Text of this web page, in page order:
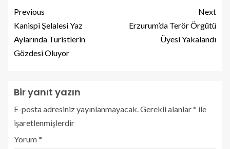
Previous
Kanispi Şelalesi Yaz
Aylarında Turistlerin
Gözdesi Oluyor
Next
Erzurum’da Terör Örgütü
Üyesi Yakalandı
Bir yanıt yazın
E-posta adresiniz yayınlanmayacak.Gerekli alanlar* ile
işaretlenmişlerdir
Yorum*